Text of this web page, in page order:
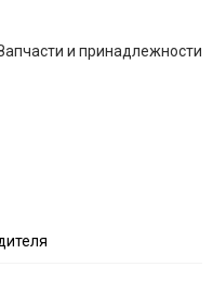
и принадлежности